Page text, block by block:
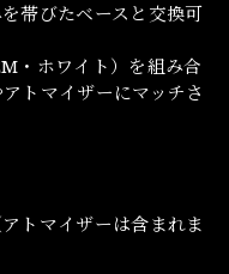
帯びたベースと交換可
・ホワイト）を組み合
トマイザーにマッチさ
トマイザーは含まれま